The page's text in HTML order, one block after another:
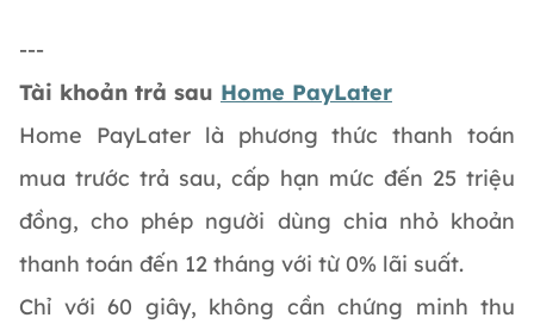
---
Tài khoản trả sau Home PayLater
Home PayLater là phương thức thanh toán
mua trước trả sau, cấp hạn mức đến 25 triệu
đồng, cho phép người dùng chia nhỏ khoản
thanh toán đến 12 tháng với từ 0% lãi suất.
Chỉ với 60 giây, không cần chứng minh thu